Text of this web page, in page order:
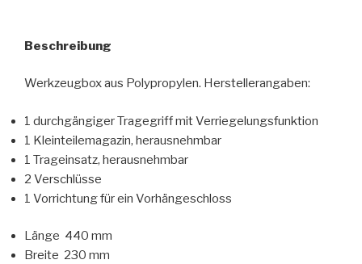
Beschreibung
Werkzeugbox aus Polypropylen. Herstellerangaben:
1 durchgängiger Tragegriff mit Verriegelungsfunktion
1 Kleinteilemagazin, herausnehmbar
1 Trageinsatz, herausnehmbar
2 Verschlüsse
1 Vorrichtung für ein Vorhängeschloss
Länge 440 mm
Breite 230 mm